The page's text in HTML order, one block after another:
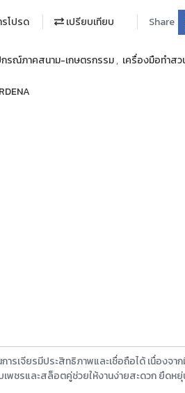
รโปรด เปรียบเทียบ Share
รณ์ภาคสนาม-เกษตรกรรม, เครื่องมือทำสว
รเจียรมีประสิทธิภาพและเชื่อถือได้ เนื่องจ
รและสล็อตคู่ช่วยให้งานง่ายสะดวก ยืดหยุ่